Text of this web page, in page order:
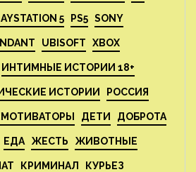
5 PS5 SONY
UBISOFT XBOX
ИНТИМНЫЕ ИСТОРИИ 18+
ИСТОРИИ РОССИЯ
ДЕТИ ДОБРОТА
ЕДА ЖЕСТЬ ЖИВОТНЫЕ
КРИМИНАЛ КУРЬЕЗ